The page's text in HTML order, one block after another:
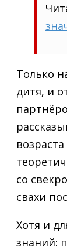
Только
дитя, и
со
свахи
Хотя и
знаний: